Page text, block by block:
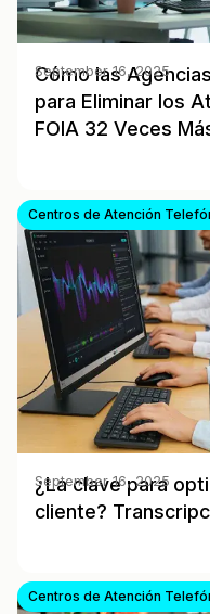
Cómo las
para Eliminar los
FOIA 32 Veces
September 16, 2025
Centros de Atención
¿La clave para
cliente?
September 16, 2025
Centros de Atención